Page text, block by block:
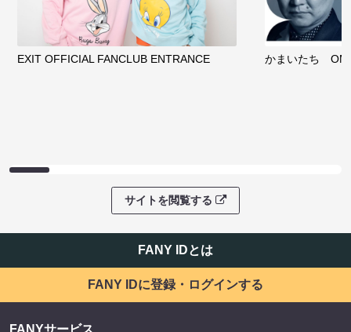
EXIT OFFICIAL FANCLUB ENTRANCE かまいたち
サイトを閲覧する
FANY IDとは
FANY IDに登録・ログインする
FANYサービス